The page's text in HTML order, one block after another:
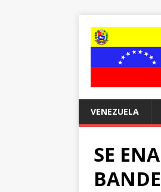
VENEZUELA
SE